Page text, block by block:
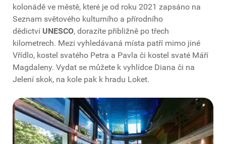
kolonádě ve městě, které je od roku 2021 zapsáno na
Seznam světového kulturního a přírodního
dědictví UNESCO, dorazíte přibližně po třech
kilometrech. Mezi vyhledávaná místa patří mimo jiné
Vřídlo, kostel svatého Petra a Pavla či kostel svaté Máří
Magdaleny. Vydat se můžete k vyhlídce Diana či na
Jelení skok, na kole pak k hradu Loket.